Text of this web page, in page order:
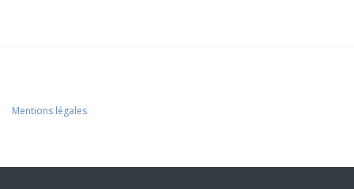
Mentions légales